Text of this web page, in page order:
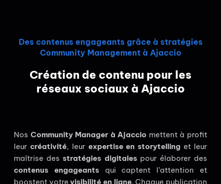
Des contenus engageants grâce à stratégies
Community Management à Ajaccio
Création de contenu pour les
réseaux sociaux à Ajaccio
Nos Community Manager à Ajaccio mettent à profit
leur créativité, leur expertise en storytelling et leur
maîtrise desstratégies digitalespour élaborer des
contenus engageantsqui captent l’attention et
boostent votrevisibilité en ligne. Chaque publication